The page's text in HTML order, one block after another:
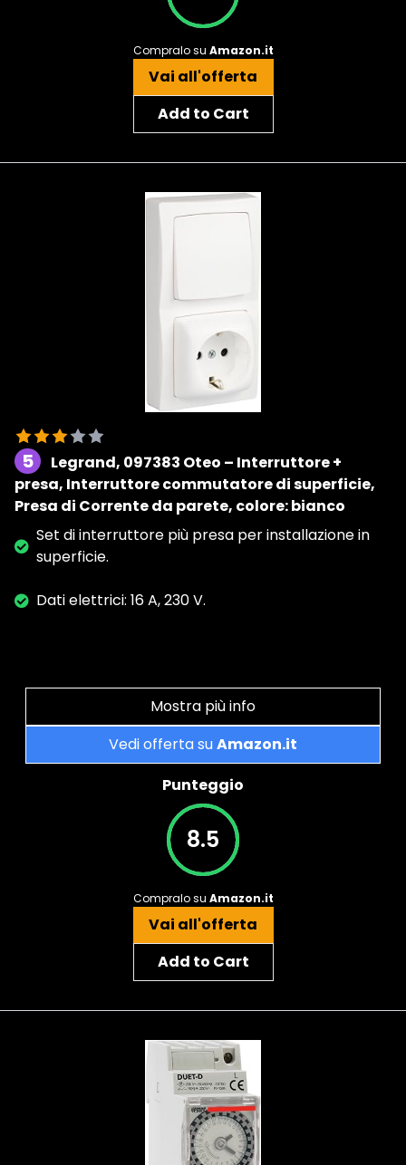
Compralo su Amazon.it
Vai all'offerta
Add to Cart
5
Legrand, 097383 Oteo – Interruttore +
presa, Interruttore commutatore di superficie,
Presa di Corrente da parete, colore: bianco
Set di interruttore più presa per installazione in
superficie.
Dati elettrici: 16 A, 230 V.
Mostra più info
Vedi offerta suAmazon.it
Punteggio
8.5
Compralo su Amazon.it
Vai all'offerta
Add to Cart